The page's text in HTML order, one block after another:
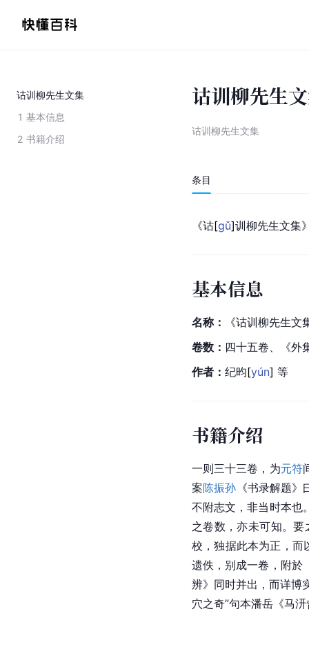
诂训柳先生文集
1 基本信息
2 书籍介绍
诂训柳先生
诂训柳先生文集
条目
《诂[gǔ]训柳先生文集
基本信息
名称：
《诂训柳先生文
卷数： 四十五卷、《外
作者： 纪昀[yún] 等
书籍介绍
一则三十三卷，为元符
案陈振孙 《书录解题》
不附志文，非当时本也
之卷数，亦未可知。
校，独据此本为正，而
遗佚，别成一卷，附於
辨》同时并出，而详博
穴之奇”句本潘岳 《马